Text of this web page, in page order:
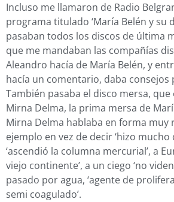
Incluso me llamaron de Radio
programa titulado ‘María Belén y su
pasaban todos los discos de última
que me mandaban las compañías
Aleandro hacía de María Belén, y
hacía un comentario, daba consejos
También pasaba el disco mersa,
Mirna Delma, la prima mersa de
Mirna Delma hablaba en forma muy
ejemplo en vez de decir ‘hizo mucho
‘ascendió la columna mercurial’, a
viejo continente’, a un ciego ‘no
pasado por agua, ‘agente de
semi coagulado’.